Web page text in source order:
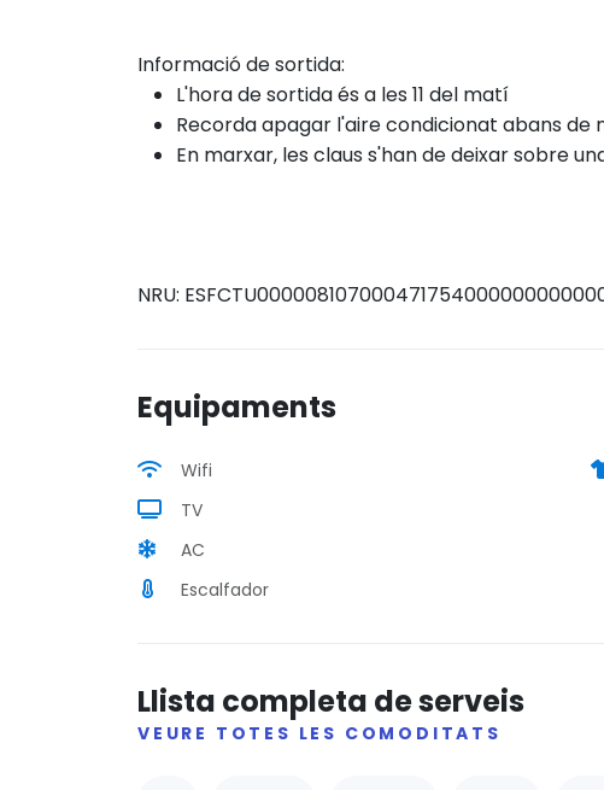
Informació de sortida:
L'hora de sortida és a les 11 del matí
Recorda apagar l'aire condicionat abans de
En marxar, les claus s'han de deixar sobre
NRU:
Equipaments
Wifi
TV
AC
Escalfador
Llista completa de serveis
VEURE TOTES LES COMODITATS